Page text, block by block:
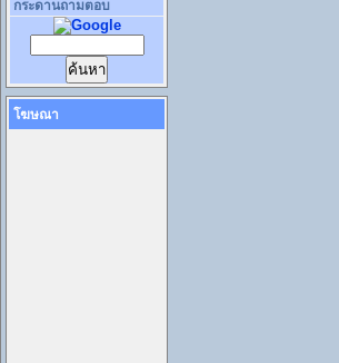
กระดานถามตอบ
โฆษณา